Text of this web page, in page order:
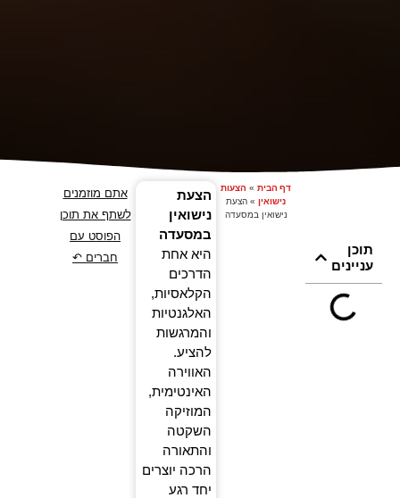
דף הבית» הצעות
נישואין» הצעת
נישואין במסעדה
הצעת
נישואין
במסעדה
היא אחת
הדרכים
הקלאסיות,
האלגנטיות
והמרגשות
להציע.
האווירה
האינטימית,
המוזיקה
השקטה
והתאורה
הרכה יוצרים
יחד רגע
תוכן
עניינים
אתם מוזמנים
לשתף את תוכן
הפוסט עם
חברים ↶